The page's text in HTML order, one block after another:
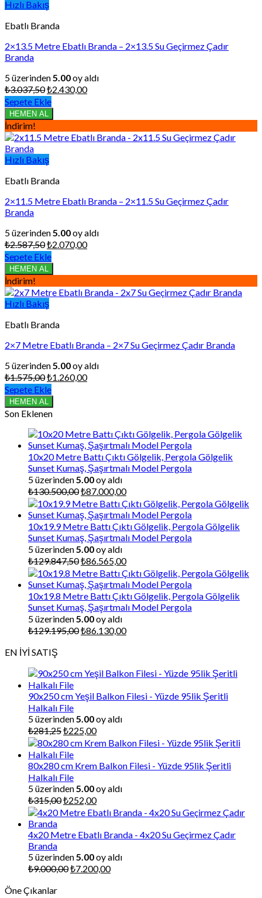
Hızlı Bakış
Ebatlı Branda
2×13.5 Metre Ebatlı Branda – 2×13.5 Su Geçirmez Çadır
Branda
5 üzerinden 5.00oy aldı
₺3.037,50Orijinal
fiyat:
₺3.037,50.
₺2.430,00Şu
₺2.430,00.
Sepete Ekle
HEMEN AL
İndirim!
Hızlı Bakış
Ebatlı Branda
2×11.5 Metre Ebatlı Branda – 2×11.5 Su Geçirmez Çadır
Branda
5 üzerinden 5.00oy aldı
₺2.587,50Orijinal
fiyat:
₺2.587,50.
₺2.070,00Şu
₺2.070,00.
Sepete Ekle
HEMEN AL
İndirim!
Hızlı Bakış
Ebatlı Branda
2×7 Metre Ebatlı Branda – 2×7 Su Geçirmez Çadır Branda
5 üzerinden 5.00oy aldı
₺1.575,00Orijinal
fiyat:
₺1.575,00.
₺1.260,00Şu
Sepete Ekle
HEMEN AL
Son Eklenen
10x20 Metre Battı Çıktı Gölgelik, Pergola Gölgelik
Sunset Kumaş, Şaşırtmalı Model Pergola
5 üzerinden 5.00oy aldı
₺130.500,00Orijinal
fiyat:
₺130.500,00.
₺87.000,00Şu
andaki
fiyat:
₺87.000,00.
10x19.9 Metre Battı Çıktı Gölgelik, Pergola Gölgelik
Sunset Kumaş, Şaşırtmalı Model Pergola
5 üzerinden 5.00oy aldı
₺129.847,50Orijinal
fiyat:
₺129.847,50.
₺86.565,00Şu
andaki
fiyat:
₺86.565,00.
10x19.8 Metre Battı Çıktı Gölgelik, Pergola Gölgelik
Sunset Kumaş, Şaşırtmalı Model Pergola
5 üzerinden 5.00oy aldı
₺129.195,00Orijinal
₺86.130,00Şu
EN İYİ SATIŞ
90x250 cm Yeşil Balkon Filesi - Yüzde 95lik Şeritli
Halkalı File
5 üzerinden 5.00oy aldı
₺281,25Orijinal
fiyat:
₺281,25.
₺225,00Şu
andaki
₺225,00.
80x280 cm Krem Balkon Filesi - Yüzde 95lik Şeritli
Halkalı File
5 üzerinden 5.00oy aldı
₺315,00Orijinal
fiyat:
₺252,00Şu
andaki
₺252,00.
4x20 Metre Ebatlı Branda - 4x20 Su Geçirmez Çadır
Branda
5 üzerinden 5.00oy aldı
₺9.000,00Orijinal
₺7.200,00Şu
Öne Çıkanlar